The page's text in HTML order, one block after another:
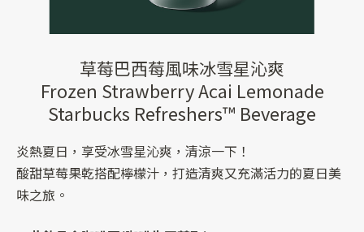
草莓巴西莓風味冰雪星沁爽
Frozen Strawberry Acai Lemonade
Starbucks Refreshers™ Beverage
炎熱夏日，享受冰雪星沁爽，清涼一下！
酸甜草莓果乾搭配檸檬汁，打造清爽又充滿活力的夏日美
味之旅。